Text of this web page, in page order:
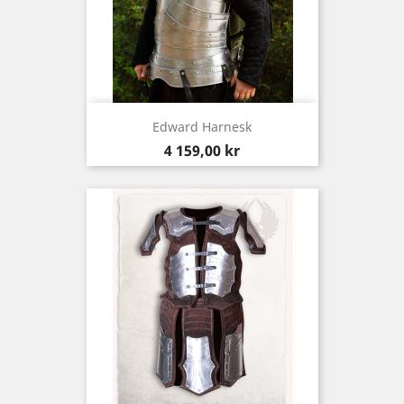
Edward Harnesk
Pris
4 159,00 kr